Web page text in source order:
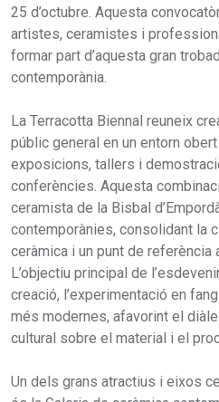
25 d’octubre. Aquesta
artistes, ceramistes i
formar part d’aquesta gran
contemporània.
La Terracotta Biennal reuneix
públic general en un entorn
exposicions, tallers i
conferències. Aquesta
ceramista de la Bisbal
contemporànies, consolidant la
ceràmica i un punt de referència
L’objectiu principal de
creació, l’experimentació en
més modernes, afavorint el
cultural sobre el material i el
Un dels grans atractius i eixos